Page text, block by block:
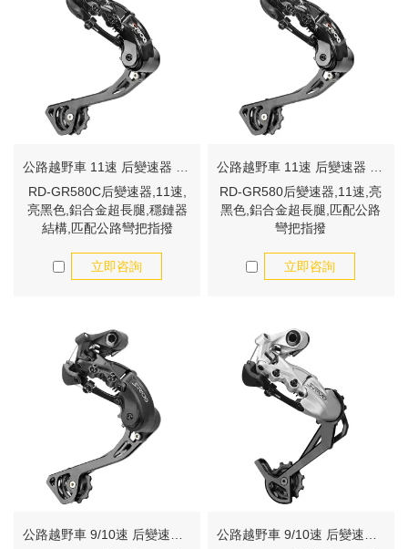
公路越野車 11速 后變速器 RD-GR580C
RD-GR580C后變速器,11速,
亮黑色,鋁合金超長腿,穩鏈器
結構,匹配公路彎把指撥
立即咨詢
公路越野車 11速 后變速器 RD-GR580
RD-GR580后變速器,11速,亮
黑色,鋁合金超長腿,匹配公路
彎把指撥
立即咨詢